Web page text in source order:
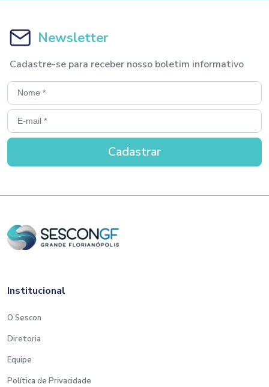
Newsletter
Cadastre-se para receber nosso boletim informativo
Institucional
O Sescon
Diretoria
Equipe
Política de Privacidade